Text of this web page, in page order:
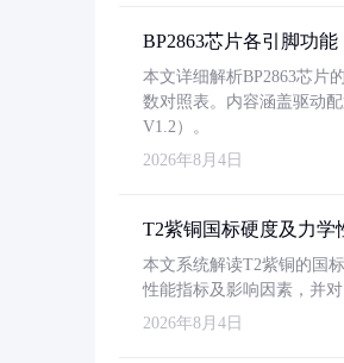
BP2863芯片各引脚功能
本文详细解析BP2863芯片
数对照表。内容涵盖驱动
V1.2）。
2026年8月4日
T2紫铜国标硬度及力学
本文系统解读T2紫铜的国
性能指标及影响因素，并
2026年8月4日